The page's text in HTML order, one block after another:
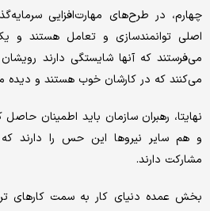
چهارم، در طرح‌های مهارت‌افزایی
اصلی توانمندسازی و تعامل هستند و
می‌‌فرستند که آنها شایستگی دارند
می‌کنند که در کارشان خوب هستند و دیده
نهایتا، رهبران سازمان باید اطمینان
و هم سایر نیروها این حس را دارند
مشارکت دارند.
بخش عمده دنیای کار به سمت کارهای